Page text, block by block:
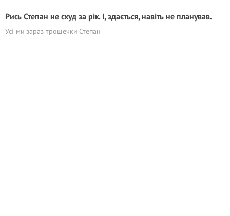
Рись Степан не схуд за рік. І, здається, навіть не планував.
Усі ми зараз трошечки Степан